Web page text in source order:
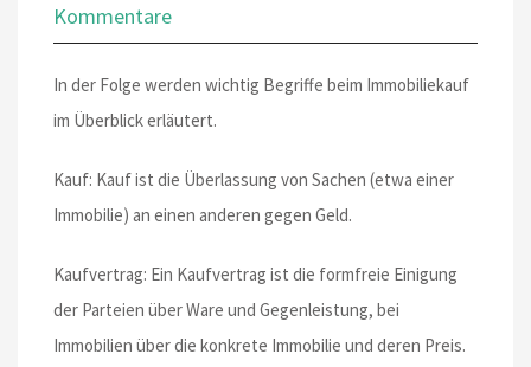
Kommentare
In der Folge werden wichtig Begriffe beim Immobiliekauf
im Überblick erläutert.
Kauf: Kauf ist die Überlassung von Sachen (etwa einer
Immobilie) an einen anderen gegen Geld.
Kaufvertrag: Ein Kaufvertrag ist die formfreie Einigung
der Parteien über Ware und Gegenleistung, bei
Immobilien über die konkrete Immobilie und deren Preis.